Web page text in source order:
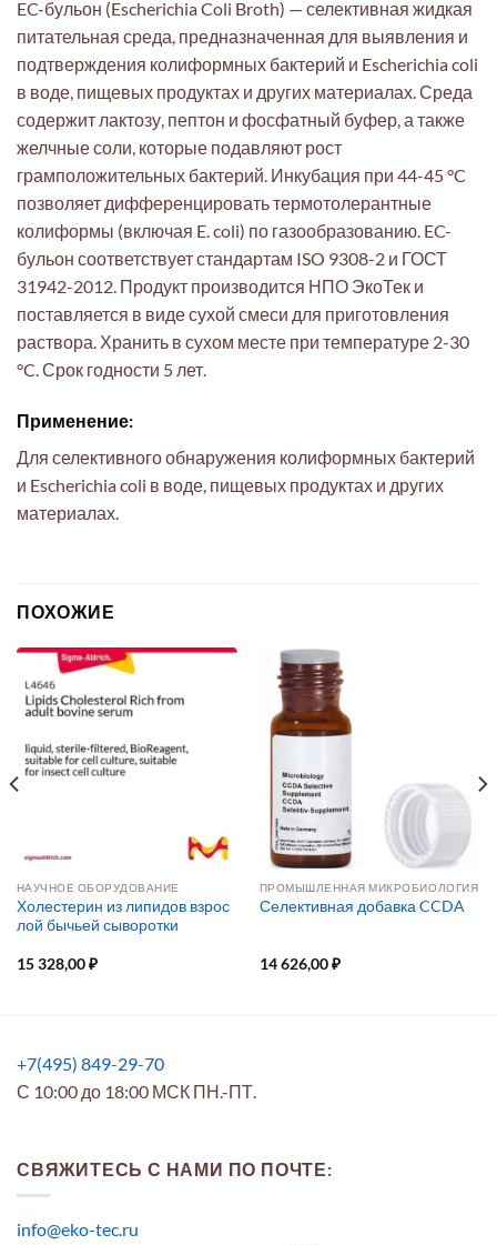
EC-бульон (Escherichia Coli Broth) — селективная жидкая
питательная среда, предназначенная для выявления и
подтверждения колиформных бактерий и Escherichia coli
в воде, пищевых продуктах и других материалах. Среда
содержит лактозу, пептон и фосфатный буфер, а также
желчные соли, которые подавляют рост
грамположительных бактерий. Инкубация при 44-45 °C
позволяет дифференцировать термотолерантные
колиформы (включая E. coli) по газообразованию. EC-
бульон соответствует стандартам ISO 9308-2 и ГОСТ
31942-2012. Продукт производится НПО ЭкоТек и
поставляется в виде сухой смеси для приготовления
раствора. Хранить в сухом месте при температуре 2-30
°C. Срок годности 5 лет.
Применение:
Для селективного обнаружения колиформных бактерий
и Escherichia coli в воде, пищевых продуктах и других
материалах.
ПОХОЖИЕ
НАУЧНОЕ ОБОРУДОВАНИЕ
Холестерин из липидов взрос
лой бычьей сыворотки
15 328,00₽
ПРОМЫШЛЕННАЯ МИКРОБИОЛОГИЯ
Селективная добавка CCDA
14 626,00₽
+7(495) 849-29-70
С 10:00 до 18:00 МСК ПН.-ПТ.
СВЯЖИТЕСЬ С НАМИ ПО ПОЧТЕ:
info@eko-tec.ru